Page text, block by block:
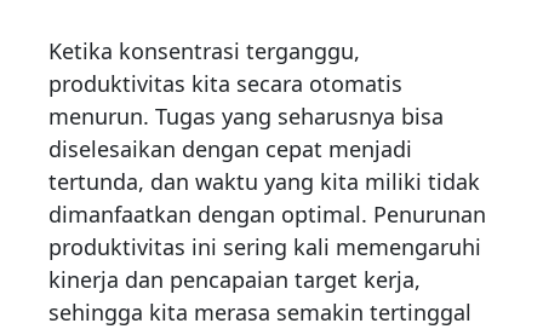
Ketika konsentrasi terganggu,
produktivitas kita secara otomatis
menurun. Tugas yang seharusnya bisa
diselesaikan dengan cepat menjadi
tertunda, dan waktu yang kita miliki tidak
dimanfaatkan dengan optimal. Penurunan
produktivitas ini sering kali memengaruhi
kinerja dan pencapaian target kerja,
sehingga kita merasa semakin tertinggal